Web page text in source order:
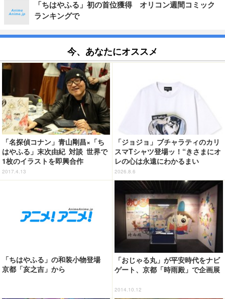
「ちはやふる」初の首位獲得 オリコン週間コミック
ランキングで
今、あなたにオススメ
「名探偵コナン」青山剛昌×「ち
はやふる」末次由紀 対談 世界で
1枚のイラストを即興合作
2017.4.13
「ジョジョ」ブチャラティのカリ
スマTシャツ登場ッ！“きさまにオ
レの心は永遠にわかるまい
ッ！”や感動のクライマックスを
デザイン
2026.8.6
「ちはやふる」の和装小物登場
京都「亥之吉」から
「おじゃる丸」が平安時代をナビ
ゲート、京都「時雨殿」で企画展
2014.10.12